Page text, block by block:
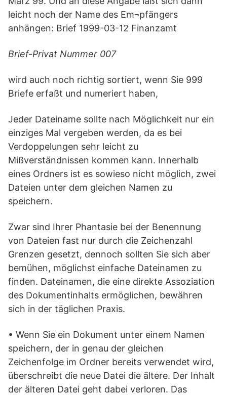
leicht noch der Name des Em¬pfängers
anhängen: Brief 1999-03-12 Finanzamt
Brief-Privat Nummer 007
wird auch noch richtig sortiert, wenn Sie 999
Briefe erfaßt und numeriert haben,
Jeder Dateiname sollte nach Möglichkeit nur ein
einziges Mal vergeben werden, da es bei
Verdoppelungen sehr leicht zu
Mißverständnissen kommen kann. Innerhalb
eines Ordners ist es sowieso nicht möglich, zwei
Dateien unter dem gleichen Namen zu
speichern.
Zwar sind Ihrer Phantasie bei der Benennung
von Dateien fast nur durch die Zeichenzahl
Grenzen gesetzt, dennoch sollten Sie sich aber
bemühen, möglichst einfache Dateinamen zu
finden. Dateinamen, die eine direkte Assoziation
des Dokumentinhalts ermöglichen, bewähren
sich in der täglichen Praxis.
• Wenn Sie ein Dokument unter einem Namen
speichern, der in genau der gleichen
Zeichenfolge im Ordner bereits verwendet wird,
überschreibt die neue Datei die ältere. Der Inhalt
der älteren Datei geht dabei verloren. Das